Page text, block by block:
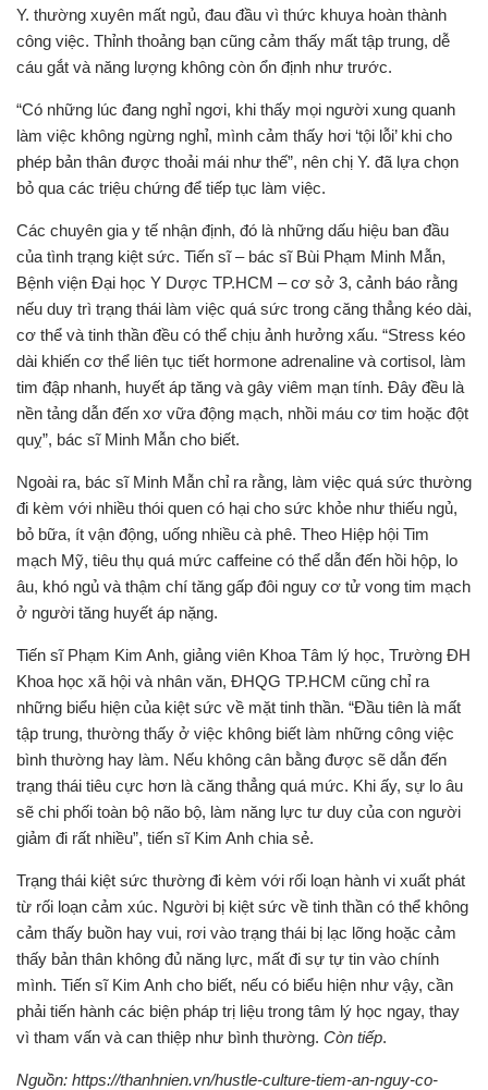
Y. thường xuyên mất ngủ, đau đầu vì thức khuya hoàn thành
công việc. Thỉnh thoảng bạn cũng cảm thấy mất tập trung, dễ
cáu gắt và năng lượng không còn ổn định như trước.
“Có những lúc đang nghỉ ngơi, khi thấy mọi người xung quanh
làm việc không ngừng nghỉ, mình cảm thấy hơi ‘tội lỗi’ khi cho
phép bản thân được thoải mái như thế”, nên chị Y. đã lựa chọn
bỏ qua các triệu chứng để tiếp tục làm việc.
Các chuyên gia y tế nhận định, đó là những dấu hiệu ban đầu
của tình trạng kiệt sức. Tiến sĩ – bác sĩ Bùi Phạm Minh Mẫn,
Bệnh viện Đại học Y Dược TP.HCM – cơ sở 3, cảnh báo rằng
nếu duy trì trạng thái làm việc quá sức trong căng thẳng kéo dài,
cơ thể và tinh thần đều có thể chịu ảnh hưởng xấu. “Stress kéo
dài khiến cơ thể liên tục tiết hormone adrenaline và cortisol, làm
tim đập nhanh, huyết áp tăng và gây viêm mạn tính. Đây đều là
nền tảng dẫn đến xơ vữa động mạch, nhồi máu cơ tim hoặc đột
quỵ”, bác sĩ Minh Mẫn cho biết.
Ngoài ra, bác sĩ Minh Mẫn chỉ ra rằng, làm việc quá sức thường
đi kèm với nhiều thói quen có hại cho sức khỏe như thiếu ngủ,
bỏ bữa, ít vận động, uống nhiều cà phê. Theo Hiệp hội Tim
mạch Mỹ, tiêu thụ quá mức caffeine có thể dẫn đến hồi hộp, lo
âu, khó ngủ và thậm chí tăng gấp đôi nguy cơ tử vong tim mạch
ở người tăng huyết áp nặng.
Tiến sĩ Phạm Kim Anh, giảng viên Khoa Tâm lý học, Trường ĐH
Khoa học xã hội và nhân văn, ĐHQG TP.HCM cũng chỉ ra
những biểu hiện của kiệt sức về mặt tinh thần. “Đầu tiên là mất
tập trung, thường thấy ở việc không biết làm những công việc
bình thường hay làm. Nếu không cân bằng được sẽ dẫn đến
trạng thái tiêu cực hơn là căng thẳng quá mức. Khi ấy, sự lo âu
sẽ chi phối toàn bộ não bộ, làm năng lực tư duy của con người
giảm đi rất nhiều”, tiến sĩ Kim Anh chia sẻ.
Trạng thái kiệt sức thường đi kèm với rối loạn hành vi xuất phát
từ rối loạn cảm xúc. Người bị kiệt sức về tinh thần có thể không
cảm thấy buồn hay vui, rơi vào trạng thái bị lạc lõng hoặc cảm
thấy bản thân không đủ năng lực, mất đi sự tự tin vào chính
mình. Tiến sĩ Kim Anh cho biết, nếu có biểu hiện như vậy, cần
phải tiến hành các biện pháp trị liệu trong tâm lý học ngay, thay
vì tham vấn và can thiệp như bình thường. Còn tiếp.
Nguồn: https://thanhnien.vn/hustle-culture-tiem-an-nguy-co-